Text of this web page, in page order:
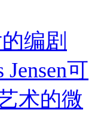
编剧
Jensen可
术的微